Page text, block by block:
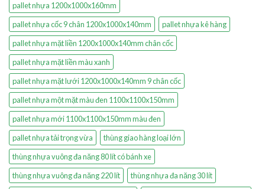
pallet nhựa 1200x1000x160mm
pallet nhựa cốc 9 chân 1200x1000x140mm
pallet nhựa kê hàng
pallet nhựa mặt liền 1200x1000x140mm chân cốc
pallet nhựa mặt liền màu xanh
pallet nhựa mặt lưới 1200x1000x140mm 9 chân cốc
pallet nhựa một mặt màu đen 1100x1100x150mm
pallet nhựa mới 1100x1100x150mm màu đen
pallet nhựa tải trọng vừa
thùng giao hàng loại lớn
thùng nhựa vuông đa năng 80 lít có bánh xe
thùng nhựa vuông đa năng 220 lít
thùng nhựa đa năng 30 lít